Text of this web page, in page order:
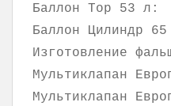
Баллон Тор 53 л:
Баллон Цилиндр
Изготовление
Мультиклапан
Мультиклапан